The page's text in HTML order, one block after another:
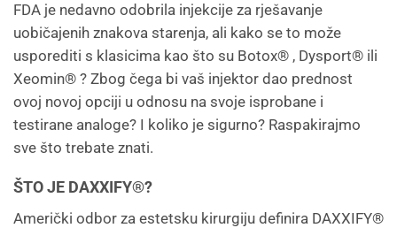
FDA je nedavno odobrila injekcije za rješavanje
uobičajenih znakova starenja, ali kako se to može
usporediti s klasicima kao što su Botox® , Dysport® ili
Xeomin® ? Zbog čega bi vaš injektor dao prednost
ovoj novoj opciji u odnosu na svoje isprobane i
testirane analoge? I koliko je sigurno? Raspakirajmo
sve što trebate znati.
ŠTO JE DAXXIFY®?
Američki odbor za estetsku kirurgiju definira DAXXIFY®